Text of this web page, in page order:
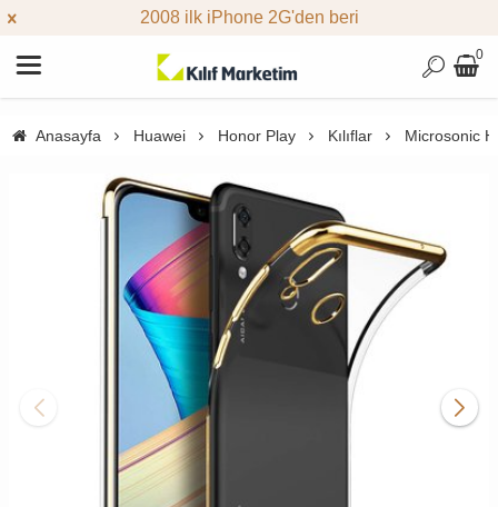
2008 ilk iPhone 2G'den beri
0
Anasayfa Huawei Honor Play Kılıflar Microsonic